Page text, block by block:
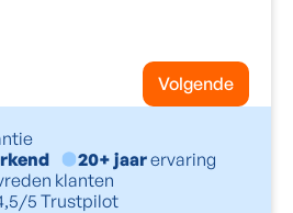
Volgende
20+ jaarervaring
klanten
5 Trustpilot